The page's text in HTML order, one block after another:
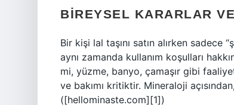
BIREYSEL KARARLAR
Bir kişi lal taşını satın alırken sadece
aynı zamanda kullanım koşulları
mi, yüzme, banyo, çamaşır gibi
ve bakımı kritiktir. Mineraloji
([hellominaste.com][1])